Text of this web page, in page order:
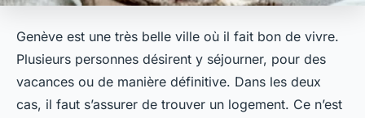
Genève est une très belle ville où il fait bon de vivre.
Plusieurs personnes désirent y séjourner, pour des
vacances ou de manière définitive. Dans les deux
cas, il faut s’assurer de trouver un logement. Ce n’est